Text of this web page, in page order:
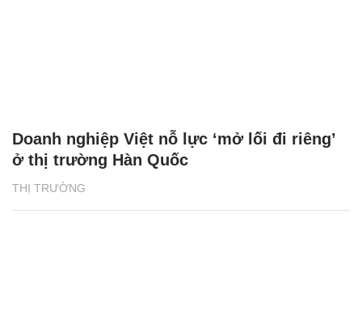
THỊ TRƯỜNG
Doanh nghiệp Việt nỗ lực ‘mở lối đi riêng’
ở thị trường Hàn Quốc